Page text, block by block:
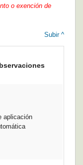
o exención de
Subir ^
aplicación